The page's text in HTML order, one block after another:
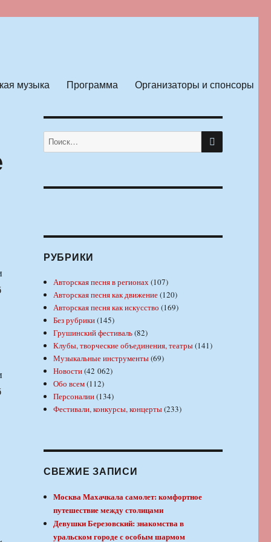
музыка Программа Организаторы и спонсоры
Искать: ПОИСК
РУБРИКИ
Авторская песня в регионах(107)
Авторская песня как движение(120)
Авторская песня как искусство (169)
Без рубрики(145)
Грушинский фестиваль(82)
Клубы, творческие объединения, театры(141)
Музыкальные инструменты(69)
Новости(42 062)
Обо всем(112)
Персоналии(134)
Фестивали, конкурсы, концерты(233)
СВЕЖИЕ ЗАПИСИ
Москва Махачкала самолет: комфортное
путешествие между столицами
Девушки Березовский: знакомства в
уральском городе с особым шармом